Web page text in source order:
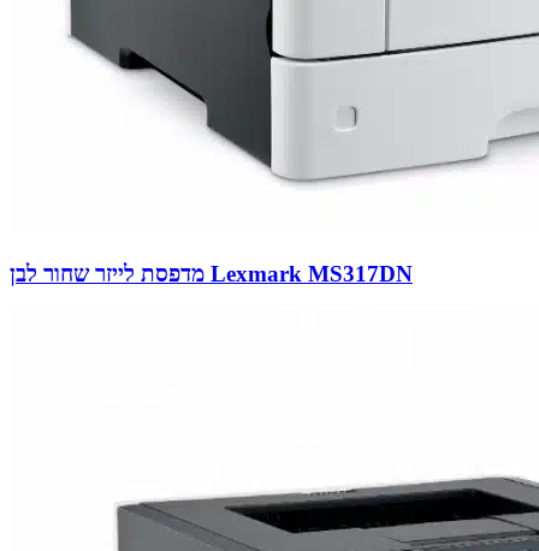
מדפסת לייזר שחור לבן Lexmark MS317DN